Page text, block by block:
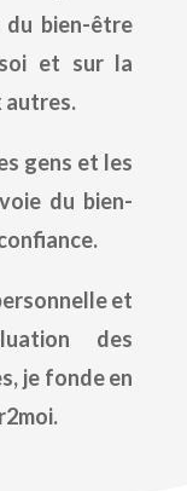
du bien-être
et sur la
autres.
gens et les
du bien-
et
des
je fonde en